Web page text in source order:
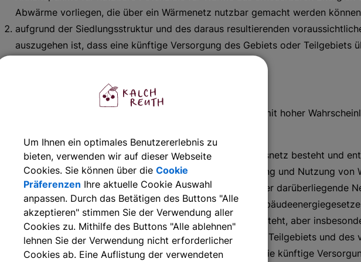
Abwärme vorliegen, die über ein Wärmenetz nutzbar gemacht werden
aufgrund der Siedlungsstruktur und des daraus resultierenden
auszugehen ist, dass eine künftige Versorgung des Gebiets oder Teilgebiets
Abs. 3 WPG
beplantes Gebiet oder Teilgebiet eignet sich in der Regel mit hoher
durch ein Wasserstoffnetz, wenn
in dem beplanten Gebiet oder Teilgebiet derzeit kein Gasnetz besteht und
Anhaltspunkte für eine dezentrale Erzeugung, Speicherung und Nutzung
die Versorgung eines neuen Wasserstoffverteilnetzes über darüberliegende
erscheint im Sinne des § 71k Absatz 3 Nummer 1 des
in dem beplanten Gebiet oder Teilgebiet ein Gasnetz besteht, aber
Lage, der Abnehmerstruktur des beplanten Gebiets oder Teilgebiets und des
Wärmebedarfs davon ausgegangen werden kann, dass die künftige
Um Ihnen ein optimales Benutzererlebnis zu
bieten, verwenden wir auf dieser Webseite
Cookies. Sie können über die Cookie
Präferenzen Ihre aktuelle Cookie Auswahl
anpassen. Durch das Betätigen des Buttons "Alle
akzeptieren" stimmen Sie der Verwendung aller
Cookies zu. Mithilfe des Buttons "Alle ablehnen"
lehnen Sie der Verwendung nicht erforderlicher
Cookies ab. Eine Auflistung der verwendeten